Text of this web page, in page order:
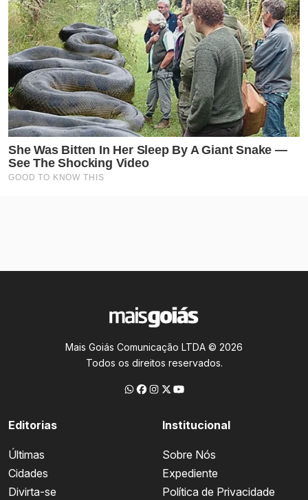
Mais Goiás Comunicação LTDA © 2026
Todos os direitos reservados.
Editorias
Últimas
Cidades
Divirta-se
Institucional
Sobre Nós
Expediente
Política de Privacidade